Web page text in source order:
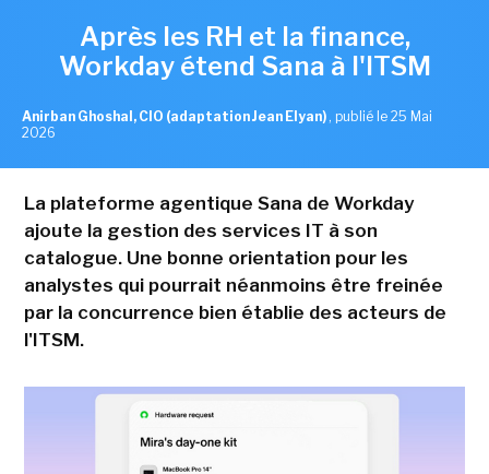
Après les RH et la finance,
Workday étend Sana à l'ITSM
Anirban Ghoshal, CIO (adaptation Jean Elyan) , publié le 25 Mai
2026
La plateforme agentique Sana de Workday
ajoute la gestion des services IT à son
catalogue. Une bonne orientation pour les
analystes qui pourrait néanmoins être freinée
par la concurrence bien établie des acteurs de
l'ITSM.